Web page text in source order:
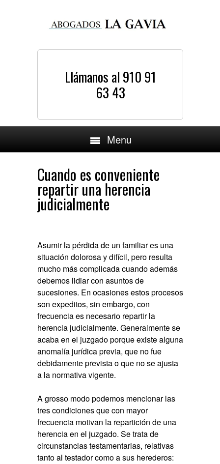
Llámanos al 910 91
63 43
Menu
Cuando es conveniente
repartir una herencia
judicialmente
Asumir la pérdida de un familiar es una
situación dolorosa y difícil, pero resulta
mucho más complicada cuando además
debemos lidiar con asuntos de
sucesiones. En ocasiones estos procesos
son expeditos, sin embargo, con
frecuencia es necesario repartir la
herencia judicialmente. Generalmente se
acaba en el juzgado porque existe alguna
anomalía jurídica previa, que no fue
debidamente prevista o que no se ajusta
a la normativa vigente.
A grosso modo podemos mencionar las
tres condiciones que con mayor
frecuencia motivan la repartición de una
herencia en el juzgado. Se trata de
circunstancias testamentarias, relativas
tanto al testador como a sus herederos: